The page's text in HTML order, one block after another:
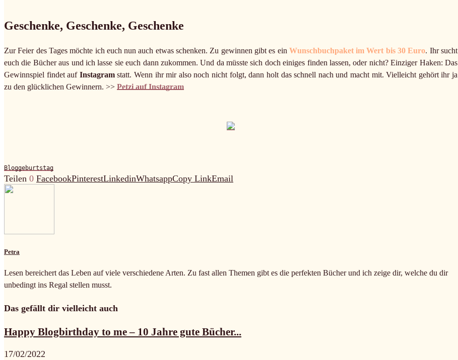
Geschenke, Geschenke, Geschenke
Zur Feier des Tages möchte ich euch nun auch etwas schenken. Zu gewinnen gibt es ein Wunschbuchpaket im Wert bis 30 Euro. Ihr sucht
euch die Bücher aus und ich lasse sie euch dann zukommen. Und da müsste sich doch einiges finden lassen, oder nicht? Einziger Haken: Das
Gewinnspiel findet auf Instagramstatt. Wenn ihr mir also noch nicht folgt, dann holt das schnell nach und macht mit. Vielleicht gehört ihr ja
zu den glücklichen Gewinnern. >> Petzi auf Instagram
Bloggeburtstag
Teilen 0 FacebookPinterestLinkedinWhatsappCopy LinkEmail
Petra
Lesen bereichert das Leben auf viele verschiedene Arten. Zu fast allen Themen gibt es die perfekten Bücher und ich zeige dir, welche du dir
unbedingt ins Regal stellen musst.
Das gefällt dir vielleicht auch
Happy Blogbirthday to me – 10 Jahre gute Bücher...
17/02/2022